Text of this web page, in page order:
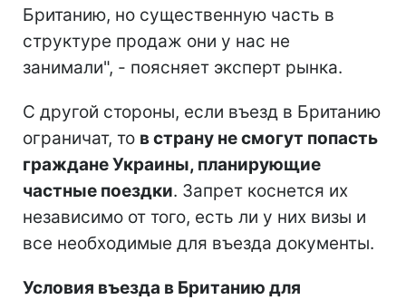
Британию, но существенную часть в
структуре продаж они у нас не
занимали", - поясняет эксперт рынка.
С другой стороны, если въезд в Британию
ограничат, то в страну не смогут попасть
граждане Украины, планирующие
частные поездки. Запрет коснется их
независимо от того, есть ли у них визы и
все необходимые для въезда документы.
Условия въезда в Британию для